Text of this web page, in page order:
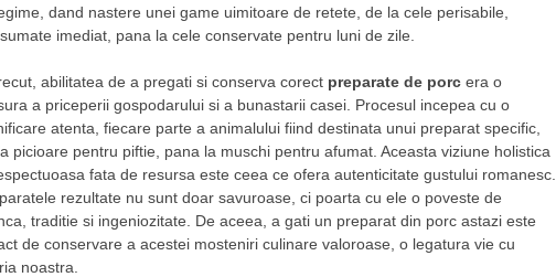
dand nastere unei game uimitoare de retete, de la cele perisabile,
imediat, pana la cele conservate pentru luni de zile.
abilitatea de a pregati si conserva corect preparate de porcera o
a priceperii gospodarului si a bunastarii casei. Procesul incepea cu o
atenta, fiecare parte a animalului fiind destinata unui preparat specific,
picioare pentru piftie, pana la muschi pentru afumat. Aceasta viziune holistica
fata de resursa este ceea ce ofera autenticitate gustului romanesc.
rezultate nu sunt doar savuroase, ci poarta cu ele o poveste de
traditie si ingeniozitate. De aceea, a gati un preparat din porc astazi este
de conservare a acestei mosteniri culinare valoroase, o legatura vie cu
noastra.